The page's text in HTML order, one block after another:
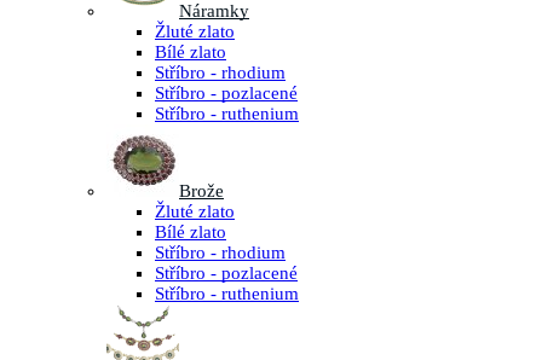
Náramky
Žluté zlato
Bílé zlato
Stříbro - rhodium
Stříbro - pozlacené
Stříbro - ruthenium
Brože
Žluté zlato
Bílé zlato
Stříbro - rhodium
Stříbro - pozlacené
Stříbro - ruthenium